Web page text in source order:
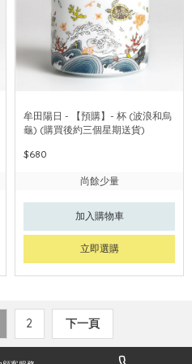
牟田陽日 - 【預購】- 杯 (波浪和烏
龜) (購買後約三個星期送貨)
$680
尚餘少量
加入購物車
立即選購
2 下一頁